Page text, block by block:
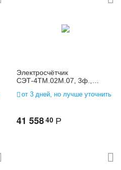
Электросчётчик
СЭТ-4ТМ.02М.07, 3ф.,
115)/(100-200), 5(10)
от 3 дней, но лучше уточнить
41 55840 Р